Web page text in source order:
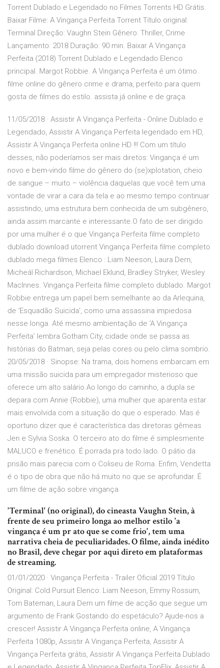
Torrent Dublado e Legendado no Filmes Torrents HD Grátis.
Baixar Filme: A Vingança Perfeita Torrent Título original:
Terminal Direção: Vaughn Stein Gênero: Thriller, Crime
Lançamento: 2018 Duração: 90 min. Baixar A Vingança
Perfeita (2018) Torrent Dublado e Legendado Elenco
principal. Margot Robbie. A Vingança Perfeita é um ótimo
filme online do gênero crime e drama, perfeito para quem
gosta de filmes do estilo. assista já online e de graça.
11/05/2018 · Assistir A Vingança Perfeita - Online Dublado e
Legendado, Assistir A Vingança Perfeita legendado em HD,
Assistir A Vingança Perfeita online HD !!! Com um título
desses, não poderíamos ser mais diretos: Vingança é um
novo e bem-vindo filme do gênero do (se)xplotation, cheio
de sangue – muito – violência daquelas que você tem uma
vontade de virar a cara da tela e ao mesmo tempo continuar
assistindo, uma estrutura bem conhecida de um subgênero,
ainda assim marcante e interessante.O fato de ser dirigido
por uma mulher é o que Vingança Perfeita filme completo
dublado download utorrent Vingança Perfeita filme completo
dublado mega filmes Elenco : Liam Neeson, Laura Dern,
Micheál Richardson, Michael Eklund, Bradley Stryker, Wesley
MacInnes. Vingança Perfeita filme completo dublado. Margot
Robbie entrega um papel bem semelhante ao da Arlequina,
de ‘Esquadão Suicida’, como uma assassina impiedosa
nesse longa. Até mesmo ambientação de ‘A Vingança
Perfeita’ lembra Gotham City, cidade onde se passa as
histórias do Batman, seja pelas cores ou pelo clima sombrio.
20/05/2018 · Sinopse: Na trama, dois homens embarcam em
uma missão suicida para um empregador misterioso que
oferece um alto salário.Ao longo do caminho, a dupla se
depara com Annie (Robbie), uma mulher que aparenta estar
mais envolvida com a situação do que o esperado. Mas é
oportuno dizer que é característica das diretoras gêmeas
Jen e Sylvia Soska. O terceiro ato do filme é simplesmente
MALUCO e frenético. É porrada pra todo lado. O pátio da
prisão mais parecia com o Coliseu de Roma. Enfim, Vendetta
é o tipo de obra que não há muito no que se aprofundar. É
um filme de ação sobre vingança.
'Terminal' (no original), do cineasta Vaughn Stein, à
frente de seu primeiro longa ao melhor estilo 'a
vingança é um pr ato que se come frio', tem uma
narrativa cheia de peculiaridades. O filme, ainda inédito
no Brasil, deve chegar por aqui direto em plataformas
de streaming.
01/01/2020 · Vingança Perfeita - Trailer Oficial 2019 Título
Original: Cold Pursuit Elenco: Liam Neeson, Emmy Rossum,
Tom Bateman, Laura Dern um filme de acção que segue um
argumento de Frank Gostando do espetáculo? Ajude-nos a
crescer! Assistir A Vingança Perfeita online, A Vingança
Perfeita 1080p, Assistir A Vingança Perfeita, Assistir A
Vingança Perfeita grátis, Assistir A Vingança Perfeita Dublado